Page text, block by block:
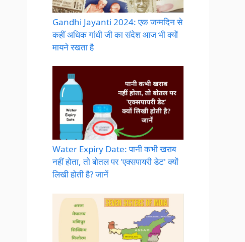
Gandhi Jayanti 2024: एक जन्मदिन से
कहीं अधिक गांधी जी का संदेश आज भी क्यों
मायने रखता है
Water Expiry Date: पानी कभी खराब
नहीं होता, तो बोतल पर 'एक्सपायरी डेट' क्यों
लिखी होती है? जानें